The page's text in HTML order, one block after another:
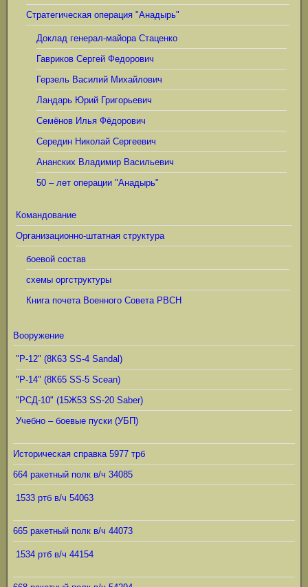
Стратегическая операция "Анадырь"
Доклад генерал-майора Стаценко
Гавриков Сергей Федорович
Герзель Василий Михайлович
Ландарь Юрий Григорьевич
Семёнов Илья Фёдорович
Середин Николай Сергеевич
Ананских Владимир Васильевич
50 – лет операции "Анадырь"
Командование
Организационно-штатная структура
боевой состав
схемы оргструктуры
Книга почета Военного Совета РВСН
Вооружение
"Р-12" (8К63 SS-4 Sandal)
"Р-14" (8К65 SS-5 Scean)
"РСД-10" (15Ж53 SS-20 Saber)
Учебно – боевые пуски (УБП)
Историческая справка 5977 трб
664 ракетный полк в/ч 34085
1533 ртб в/ч 54063
665 ракетный полк в/ч 44073
1534 ртб в/ч 44154